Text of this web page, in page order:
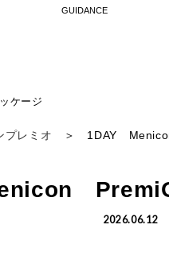
GUIDANCE
プレミオ ＞ 1DAY
2026.06.12